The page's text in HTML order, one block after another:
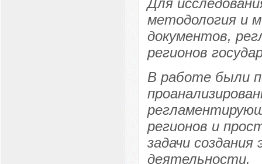
Для
методология и
документов,
регионов
В работе были
регионов и
задачи
деятельности.